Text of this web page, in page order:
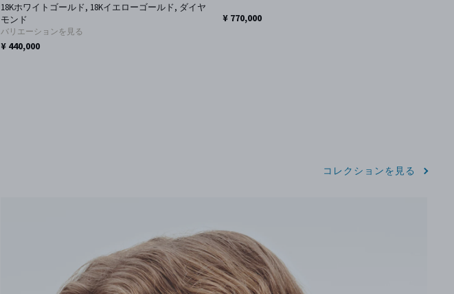
18Kホワイトゴールド, 18Kイエローゴールド, ダイヤ
モンド
バリエーションを見る
¥ 440,000
¥ 770,000
コレクションを見る